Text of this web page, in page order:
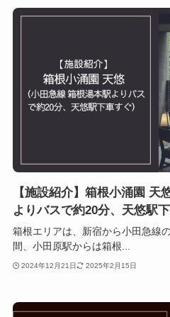
【施設紹介】箱根小涌園 天
よりバスで約20分、天悠駅下
箱根エリアは、新宿から小田急線
間、小田原駅からは箱根...
2024年12月21日 2025年2月15日